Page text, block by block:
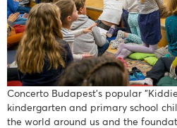
Concerto Budapest’s popular
kindergarten and primary school
the world around us and the